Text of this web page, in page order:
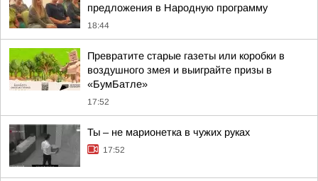
предложения в Народную программу
18:44
Превратите старые газеты или коробки в
воздушного змея и выиграйте призы в
«БумБатле»
17:52
Ты – не марионетка в чужих руках
17:52